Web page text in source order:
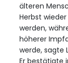
älteren
Herbst
werden,
höherer
werde, sagte